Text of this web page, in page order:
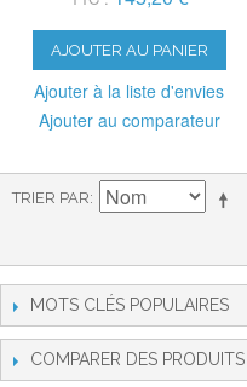
AJOUTER AU PANIER
Ajouter à la liste d'envies
Ajouter au comparateur
TRIER PAR
MOTS CLÉS POPULAIRES
COMPARER DES PRODUITS